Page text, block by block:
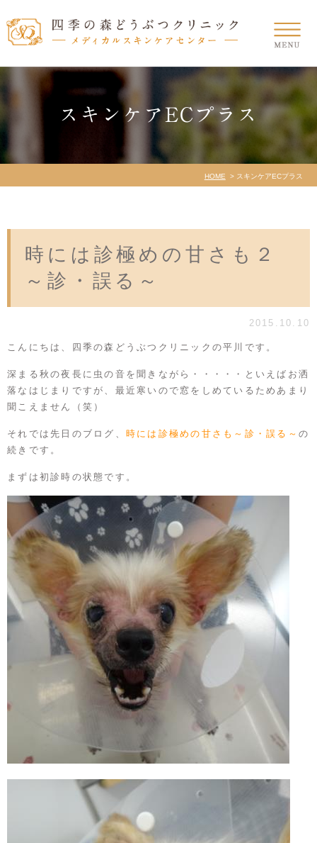
スキンケアECプラス
HOME スキンケアECプラス
時には診極めの甘さも２
～診・誤る～
2015.10.10
こんにちは、 四季の森どうぶつクリニック の平川です。
深まる秋の夜長に虫の音を聞きながら・・・・・といえばお洒
落なはじまりですが、最近寒いので窓をしめているためあまり
聞こえません（笑）
それでは先日のブログ、 時には診極めの甘さも～診・誤る～ の
続きです。
まずは初診時の状態です。